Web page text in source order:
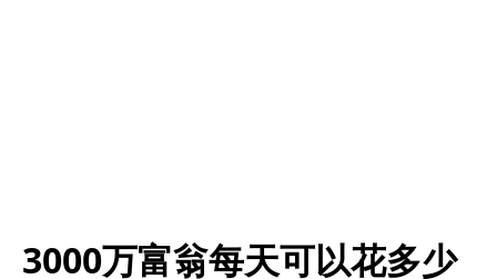
3000万富翁每天可以花多少